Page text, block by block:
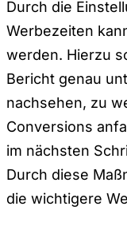
Durch die
Werbezeiten
werden. Hierzu
Bericht genau
nachsehen, zu
Conversions
im nächsten
Durch diese
die wichtigere